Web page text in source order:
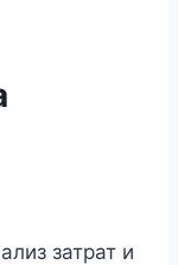
затрат и